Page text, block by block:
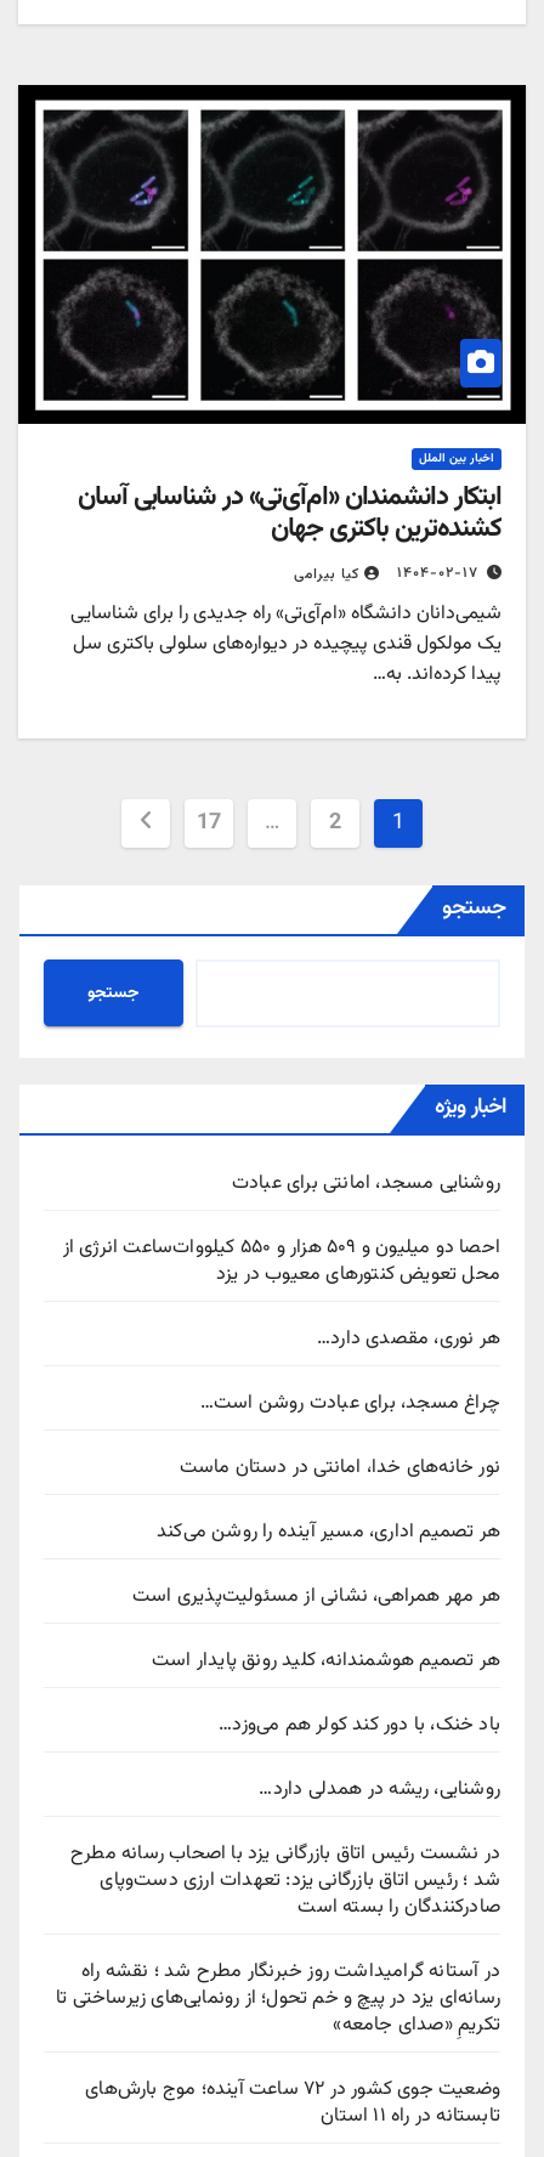
اخبار بین الملل
ابتکار دانشمندان «ام‌آی‌تی» در شناسایی آسان
کشنده‌ترین باکتری جهان
۱۴۰۴-۰۲-۱۷ کیا بیرامی
شیمی‌دانان دانشگاه «ام‌آی‌تی» راه جدیدی را برای شناسایی
یک مولکول قندی پیچیده در دیواره‌های سلولی باکتری سل
پیدا کرده‌اند. به…
صفحه‌بندی
نوشته‌ها
1
2
…
17
جستجو
جستجو
اخبار ویژه
روشنایی مسجد، امانتی برای عبادت
احصا دو میلیون و ۵۰۹ هزار و ۵۵۰ کیلووات‌ساعت انرژی از
محل تعویض کنتورهای معیوب در یزد
هر نوری، مقصدی دارد…
چراغ مسجد، برای عبادت روشن است…
نور خانه‌های خدا، امانتی در دستان ماست
هر تصمیم اداری، مسیر آینده را روشن می‌کند
هر مهر همراهی، نشانی از مسئولیت‌پذیری است
هر تصمیم هوشمندانه، کلید رونق پایدار است
باد خنک، با دور کند کولر هم می‌وزد…
روشنایی، ریشه در همدلی دارد…
در نشست رئیس اتاق بازرگانی یزد با اصحاب رسانه مطرح
شد ؛ رئیس اتاق بازرگانی یزد: تعهدات ارزی دست‌وپای
صادرکنندگان را بسته است
در آستانه گرامیداشت روز خبرنگار مطرح شد ؛ نقشه راه
رسانه‌ای یزد در پیچ‌ و خم تحول؛ از رونمایی‌های زیرساختی تا
تکریمِ «صدای جامعه»
وضعیت جوی کشور در ۷۲ ساعت آینده؛ موج بارش‌های
تابستانه در راه ۱۱ استان